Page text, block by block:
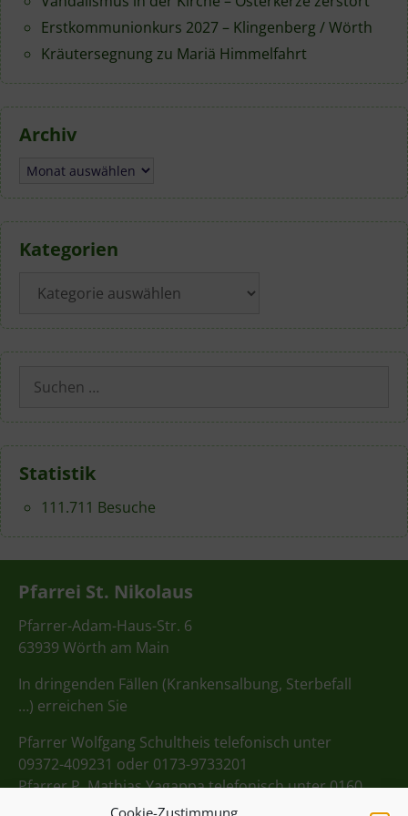
Cookie-Zustimmung
Erstkommunionkurs 2027 – Klingenberg / Wörth
Kräutersegnung zu Mariä Himmelfahrt
Archiv
Archiv
Kategorien
Suchen
nach:
Statistik
111.711 Besuche
Pfarrei St. Nikolaus
Pfarrer-Adam-Haus-Str. 6
63939 Wörth am Main
In dringenden Fällen (Krankensalbung, Sterbefall
…) erreichen Sie
Pfarrer Wolfgang Schultheis telefonisch unter
09372-409231 oder 0173-9733201
Pfarrer P. Mathias Yagappa telefonisch unter 0160